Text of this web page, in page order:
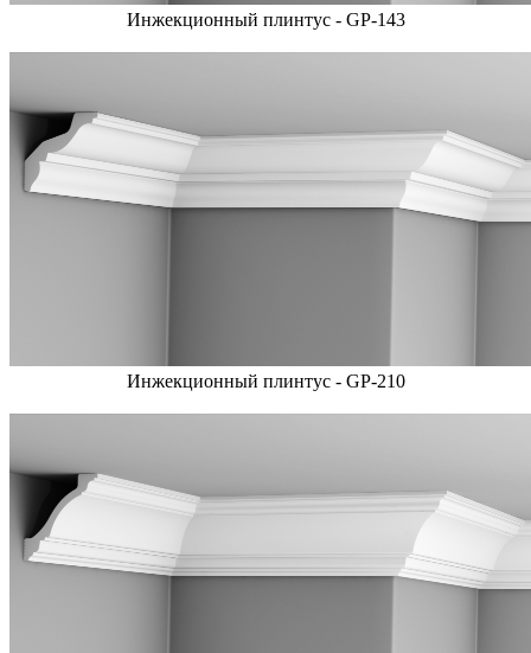
Инжекционный плинтус - GP-143
Инжекционный плинтус - GP-210